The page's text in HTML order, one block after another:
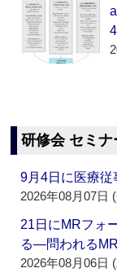
研修会 セミ
9月4日に医療
2026年08月07日
21日にMRフォ
る―問われる
2026年08月06日